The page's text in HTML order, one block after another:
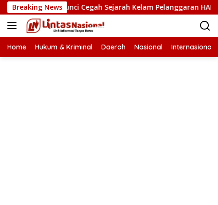
Langsung
ke
konten
Breaking News
Kunci Cegah Sejarah Kelam Pelanggaran HAM Terulang
Home Hukum & Kriminal Daerah Nasional Internasional